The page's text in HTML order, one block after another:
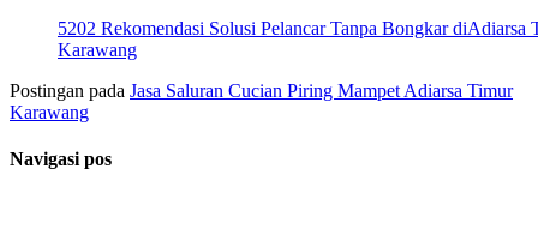
5202 Rekomendasi Solusi Pelancar Tanpa Bongkar diAdiarsa
Karawang
Postingan pada Jasa Saluran Cucian Piring Mampet Adiarsa Timur
Karawang
Navigasi pos